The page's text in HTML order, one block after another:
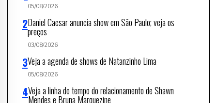
05/08/2026
Daniel Caesar anuncia show em São Paulo; veja os
preços
03/08/2026
Veja a agenda de shows de Natanzinho Lima
05/08/2026
Veja a linha do tempo do relacionamento de Shawn
Mendes e Bruna Marquezine